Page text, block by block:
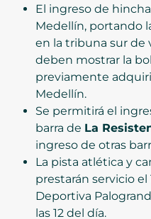
El ingreso de
Medellín, portando
en la tribuna sur de
deben mostrar la
previamente
Medellín.
Se permitirá el
barra de La
ingreso de otras
La pista atlética y
prestarán servicio
Deportiva
las 12 del día.